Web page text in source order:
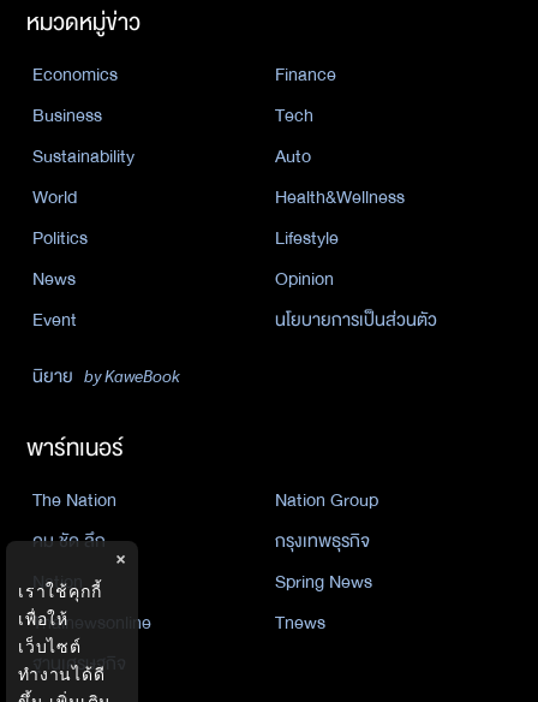
หมวดหมู่ข่าว
Economics
Finance
Business
Tech
Sustainability
Auto
World
Health&Wellness
Politics
Lifestyle
News
Opinion
Event
นโยบายการเป็นส่วนตัว
นิยาย by KaweBook
พาร์ทเนอร์
The Nation
Nation Group
คม ชัด ลึก
กรุงเทพธุรกิจ
Nation
Spring News
Thainewsonline
Tnews
ฐานเศรษฐกิจ
×
เราใช้คุกกี้
เพื่อให้
เว็บไซต์
ทำงานได้ดี